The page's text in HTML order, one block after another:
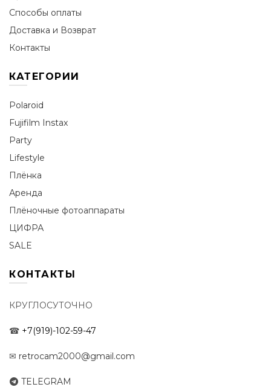
Способы оплаты
Доставка и Возврат
Контакты
КАТЕГОРИИ
Polaroid
Fujifilm Instax
Party
Lifestyle
Плёнка
Аренда
Плёночные фотоаппараты
ЦИФРА
SALE
КОНТАКТЫ
КРУГЛОСУТОЧНО
☎ +7(919)-102-59-47
✉ retrocam2000@gmail.com
TELEGRAM